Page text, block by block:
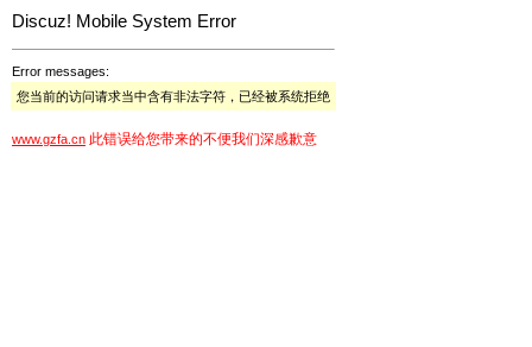
Discuz! Mobile System Error
Error messages:
您当前的访问请求当中含有非法字符，已经被系统拒绝
www.gzfa.cn 此错误给您带来的不便我们深感歉意